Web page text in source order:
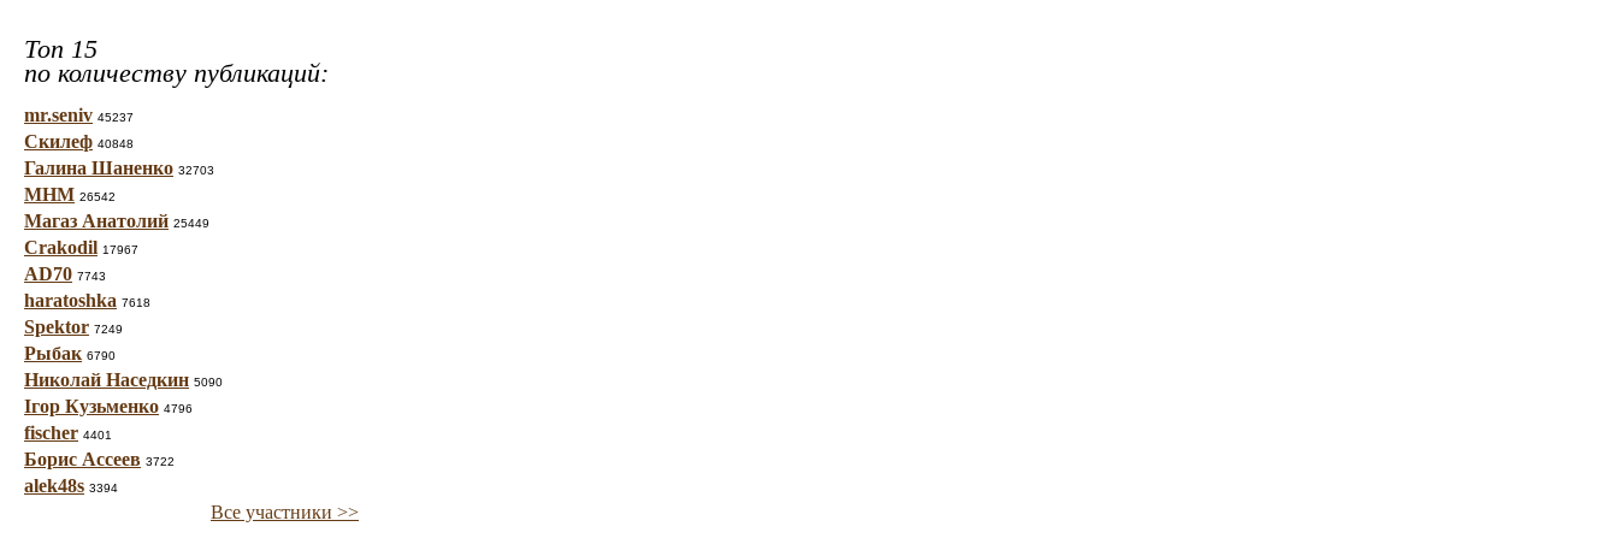
Топ 15
по количеству публикаций:
mr.seniv 45237
Скилеф 40848
Галина Шаненко 32703
МНМ 26542
Магаз Анатолий 25449
Crakodil 17967
AD70 7743
haratoshka 7618
Spektor 7249
Рыбак 6790
Николай Наседкин 5090
Ігор Кузьменко 4796
fischer 4401
Борис Ассеев 3722
alek48s 3394
Все участники >>